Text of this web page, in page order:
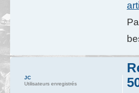
JC
Utilisateurs enregistrés